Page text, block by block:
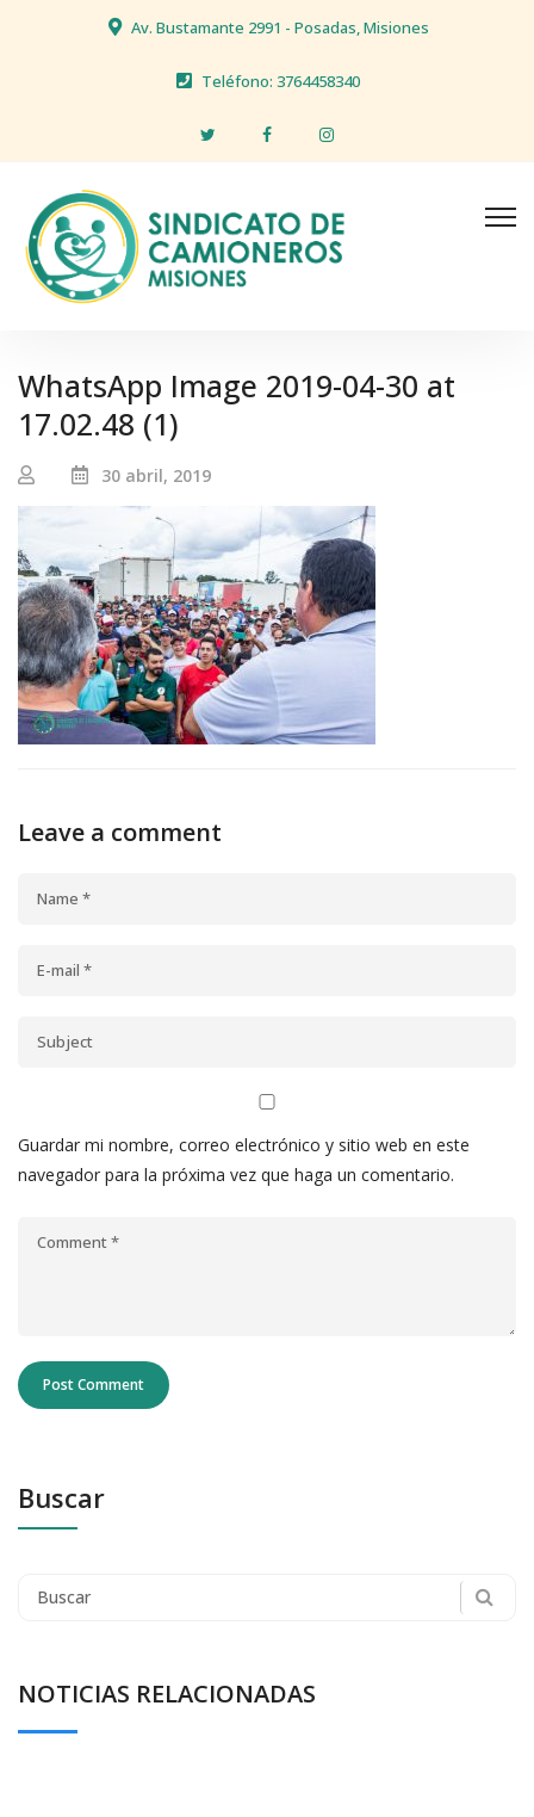
Av. Bustamante 2991 - Posadas, Misiones
Teléfono: 3764458340
WhatsApp Image 2019-04-30 at
17.02.48 (1)
30 abril, 2019
Leave a comment
Guardar mi nombre, correo electrónico y sitio web en este
navegador para la próxima vez que haga un comentario.
Buscar
Search
NOTICIAS RELACIONADAS